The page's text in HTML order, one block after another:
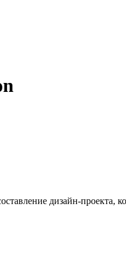
дизайн-проекта,